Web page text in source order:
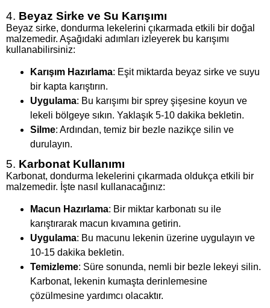
4. Beyaz Sirke ve Su Karışımı
Beyaz sirke, dondurma lekelerini çıkarmada etkili bir doğal
malzemedir. Aşağıdaki adımları izleyerek bu karışımı
kullanabilirsiniz:
Karışım Hazırlama: Eşit miktarda beyaz sirke ve suyu
bir kapta karıştırın.
Uygulama: Bu karışımı bir sprey şişesine koyun ve
lekeli bölgeye sıkın. Yaklaşık 5-10 dakika bekletin.
Silme: Ardından, temiz bir bezle nazikçe silin ve
durulayın.
5. Karbonat Kullanımı
Karbonat, dondurma lekelerini çıkarmada oldukça etkili bir
malzemedir. İşte nasıl kullanacağınız:
Macun Hazırlama: Bir miktar karbonatı su ile
karıştırarak macun kıvamına getirin.
Uygulama: Bu macunu lekenin üzerine uygulayın ve
10-15 dakika bekletin.
Temizleme: Süre sonunda, nemli bir bezle lekeyi silin.
Karbonat, lekenin kumaşta derinlemesine
çözülmesine yardımcı olacaktır.